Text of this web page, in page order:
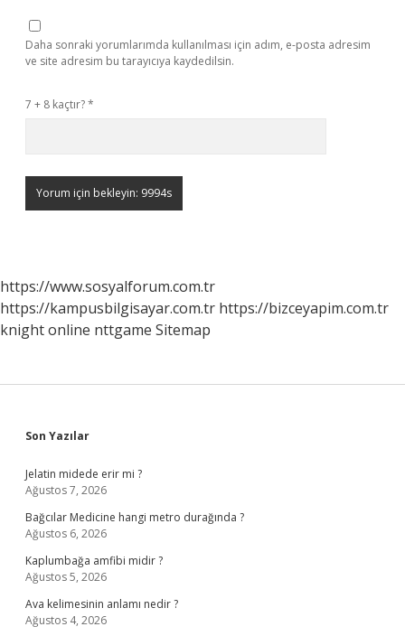
Daha sonraki yorumlarımda kullanılması için adım, e-posta adresim
ve site adresim bu tarayıcıya kaydedilsin.
7 + 8 kaçtır?*
https://www.sosyalforum.com.tr
https://kampusbilgisayar.com.tr https://bizceyapim.com.tr
knight online nttgame Sitemap
Sidebar
Son Yazılar
Jelatin midede erir mi ?
Ağustos 7, 2026
Bağcılar Medicine hangi metro durağında ?
Ağustos 6, 2026
Kaplumbağa amfibi midir ?
Ağustos 5, 2026
Ava kelimesinin anlamı nedir ?
Ağustos 4, 2026